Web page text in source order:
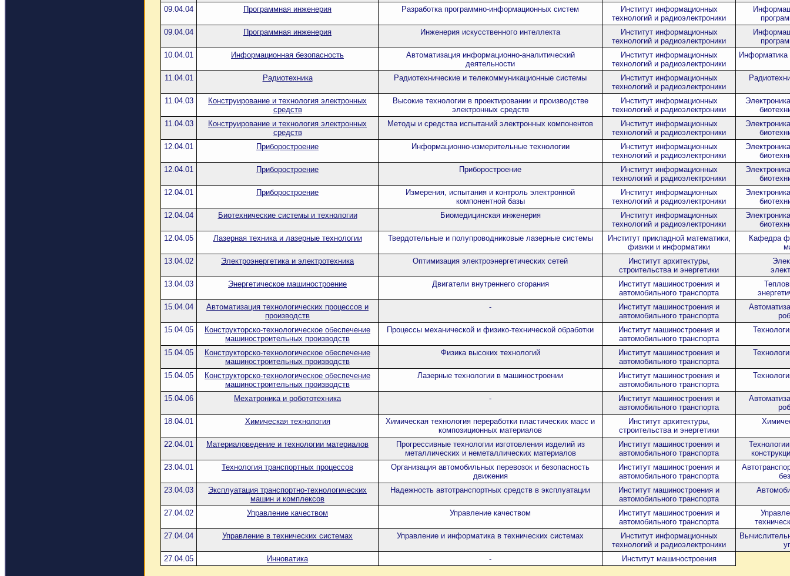
09.04.04
Программная инженерия Разработка программно-информационных систем
Институт информационных
технологий и радиоэлектроники
09.04.04
Программная инженерия Инженерия искусственного интеллекта
Институт информационных
технологий и радиоэлектроники
10.04.01
Информационная безопасность
Автоматизация информационно-аналитический
деятельности
Институт информационных
технологий и радиоэлектроники
11.04.01 Радиотехника Радиотехнические и телекоммуникационные системы
Институт информационных
технологий и радиоэлектроники
11.04.03
Конструирование и технология электронных
средств
Высокие технологии в проектировании и производстве
электронных средств
Институт информационных
технологий и радиоэлектроники
11.04.03
Конструирование и технология электронных
средств
Методы и средства испытаний электронных компонентов
Институт информационных
технологий и радиоэлектроники
12.04.01
Приборостроение Информационно-измерительные технологии
Институт информационных
технологий и радиоэлектроники
12.04.01
Приборостроение Приборостроение
Институт информационных
технологий и радиоэлектроники
12.04.01
Приборостроение
Измерения, испытания и контроль электронной
компонентной базы
Институт информационных
технологий и радиоэлектроники
12.04.04
Биотехнические системы и технологии Биомедицинская инженерия
Институт информационных
технологий и радиоэлектроники
12.04.05
Лазерная техника и лазерные технологии Твердотельные и полупроводниковые лазерные системы
Институт прикладной математики,
физики и информатики
Кафедра
13.04.02
Электроэнергетика и электротехника Оптимизация электроэнергетических сетей
Институт архитектуры,
строительства и энергетики
13.04.03
Энергетическое машиностроение Двигатели внутреннего сгорания
Институт машиностроения и
автомобильного транспорта
15.04.04
Автоматизация технологических процессов и
производств
-
Институт машиностроения и
автомобильного транспорта
15.04.05
Конструкторско-технологическое обеспечение
машиностроительных производств
Процессы механической и физико-технической обработки
Институт машиностроения и
автомобильного транспорта
15.04.05
Конструкторско-технологическое обеспечение
машиностроительных производств
Физика высоких технологий
Институт машиностроения и
автомобильного транспорта
15.04.05
Конструкторско-технологическое обеспечение
машиностроительных производств
Лазерные технологии в машиностроении
Институт машиностроения и
автомобильного транспорта
15.04.06 Мехатроника и робототехника -
Институт машиностроения и
автомобильного транспорта
18.04.01
Химическая технология
Химическая технология переработки пластических масс и
композиционных материалов
Институт архитектуры,
строительства и энергетики
22.04.01 Материаловедение и технологии материалов
Прогрессивные технологии изготовления изделий из
металлических и неметаллических материалов
Институт машиностроения и
автомобильного транспорта
23.04.01
Технология транспортных процессов
Организация автомобильных перевозок и безопасность
движения
Институт машиностроения и
автомобильного транспорта
23.04.03
Эксплуатация транспортно-технологических
машин и комплексов
Надежность автотранспортных средств в эксплуатации
Институт машиностроения и
автомобильного транспорта
27.04.02 Управление качеством Управление качеством
Институт машиностроения и
автомобильного транспорта
27.04.04
Управление в технических системах Управление и информатика в технических системах
Институт информационных
технологий и радиоэлектроники
27.04.05
Инноватика - Институт машиностроения